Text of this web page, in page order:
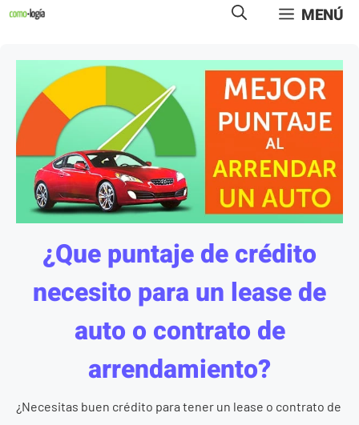
Saltar
contenido
MENÚ
¿Que puntaje de crédito
necesito para un lease de
auto o contrato de
arrendamiento?
¿Necesitas buen crédito para tener un lease o contrato de